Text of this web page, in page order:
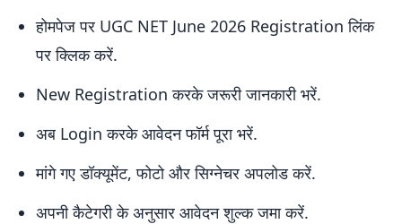
होमपेज पर UGC NET June 2026 Registration लिंक
पर क्लिक करें.
New Registration करके जरूरी जानकारी भरें.
अब Login करके आवेदन फॉर्म पूरा भरें.
मांगे गए डॉक्यूमेंट, फोटो और सिग्नेचर अपलोड करें.
अपनी कैटेगरी के अनुसार आवेदन शुल्क जमा करें.